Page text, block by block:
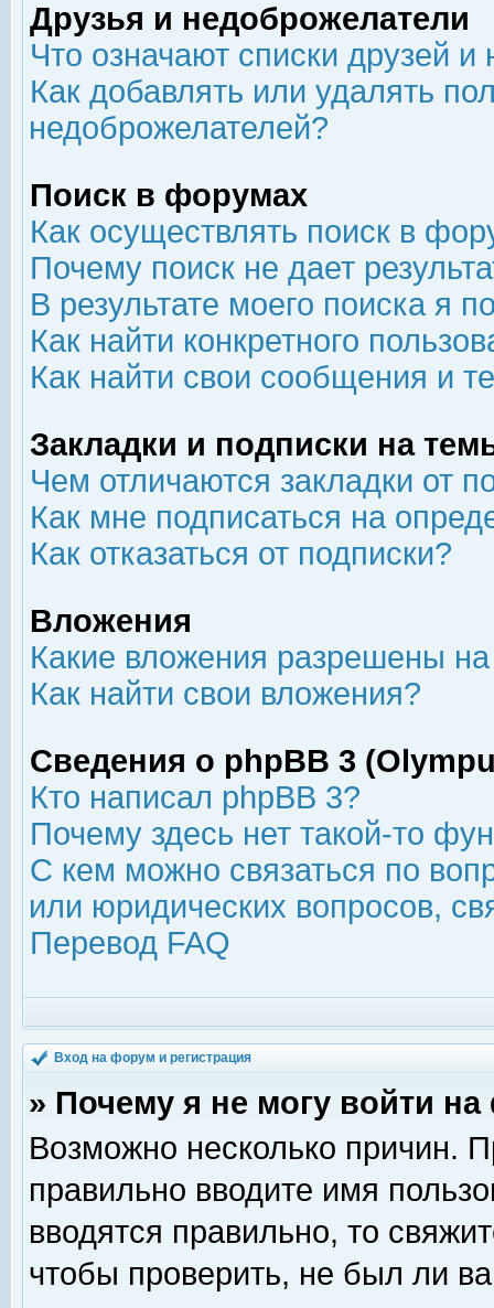
Друзья и недоброжелатели
Что означают списки друзей
Как добавлять или удалять
недоброжелателей?
Поиск в форумах
Как осуществлять поиск в
Почему поиск не дает
В результате моего поиска я
Как найти конкретного
Как найти свои сообщения и
Закладки и подписки на
Чем отличаются закладки от
Как мне подписаться на
Как отказаться от подписки?
Вложения
Какие вложения разрешены
Как найти свои вложения?
Сведения о phpBB 3
Кто написал phpBB 3?
Почему здесь нет такой-то
С кем можно связаться по
или юридических вопросов,
Перевод FAQ
Вход на форум и регистрация
» Почему я не могу войти
Возможно несколько причин.
правильно вводите имя
вводятся правильно, то
чтобы проверить, не был ли